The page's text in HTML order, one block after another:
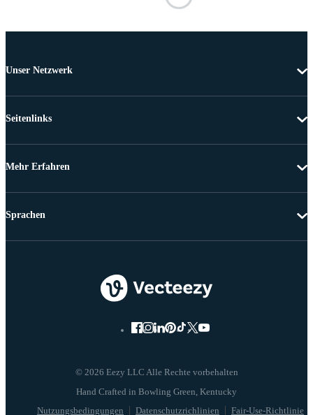
Unser Netzwerk
Seitenlinks
Mehr Erfahren
© 2026 Eezy LLC Alle Rechte vorbehalten
Nutzungsbedingungen Datenschutzrichlinien Fair-Use-Richtlinie
Sprachen